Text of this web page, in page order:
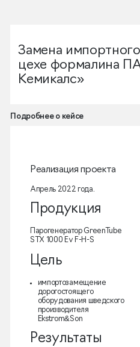
Замена
цехе формалина
Кемикалс»
Подробнее о кейсе
Реализация проекта
Апрель 2022 года.
Продукция
Парогенератор GreenTube
STX 1000 Ev F-H-S
Цель
импортозамещение
дорогостоящего
оборудования шведского
производителя
Ekstrom&Son
Результаты